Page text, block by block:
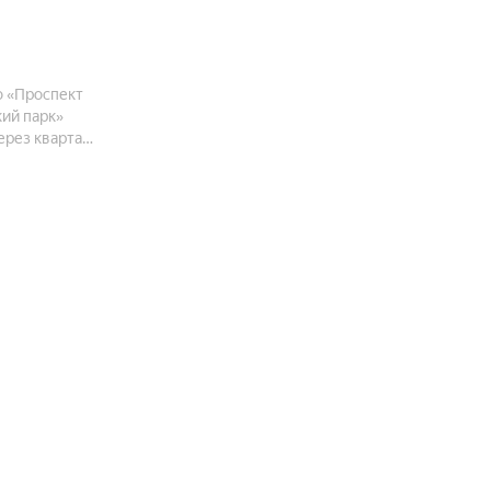
«Проспект
парк»
квартал